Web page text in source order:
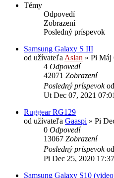
Témy
Odpovedí
Zobrazení
Posledný príspevok
Samsung Galaxy S III
od užívateľa Aslan » Pi Máj
4 Odpovedí
42071 Zobrazení
Posledný príspevok
Ut Dec 07, 2021 07:01
Ruggear RG129
od užívateľa Gaaspi » Pi
0 Odpovedí
13067 Zobrazení
Posledný príspevok
Pi Dec 25, 2020 17:37
Samsung Galaxy S10